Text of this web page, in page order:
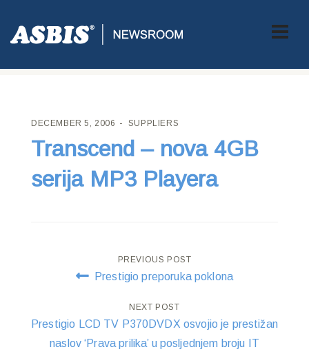
ASBIS CROATIA SUPPLIERS> TRANSCEND – NOVA 4GB
DECEMBER 5, 2006 SUPPLIERS
Transcend – nova 4GB
serija MP3 Playera
navigation
PREVIOUS POST
Prestigio preporuka poklona
NEXT POST
Prestigio LCD TV P370DVDX osvojio je prestižan
naslov ‘Prava prilika’ u posljednjem broju IT